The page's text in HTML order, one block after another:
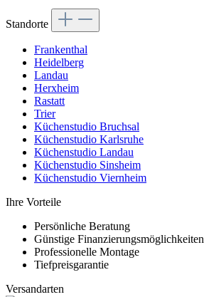
Standorte
Frankenthal
Heidelberg
Landau
Herxheim
Rastatt
Trier
Küchenstudio Bruchsal
Küchenstudio Karlsruhe
Küchenstudio Landau
Küchenstudio Sinsheim
Küchenstudio Viernheim
Ihre Vorteile
Persönliche Beratung
Günstige Finanzierungsmöglichkeiten
Professionelle Montage
Tiefpreisgarantie
Versandarten